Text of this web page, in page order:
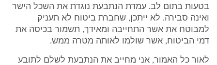
בטעות בתום לב. עמדת הנתבעת נוגדת את השכל הישר
ואינה סבירה. לא ייתכן, שחברת ביטוח לא תעניק
למבוטח את אשר התחייבה ומאידך, תשמור בכיסה את
דמי הביטוח, אשר שולמו לאותה מטרה ממש.
לאור כל האמור, אני מחייב את הנתבעת לשלם לתובע